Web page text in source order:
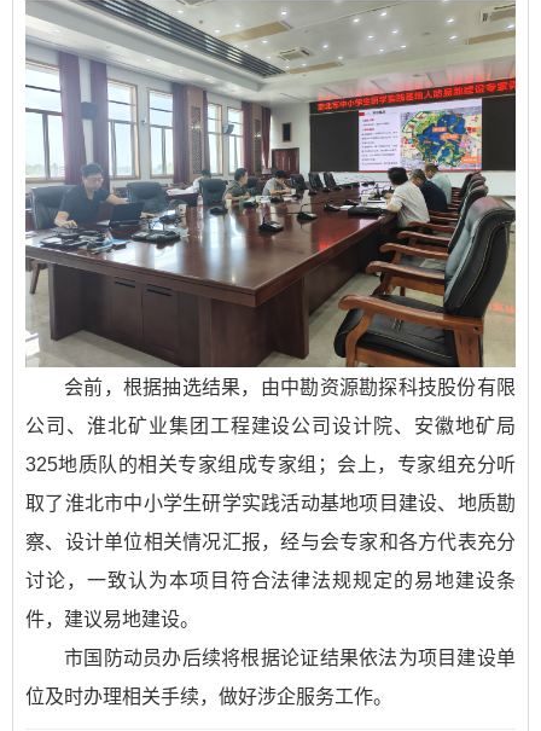
会前，根据抽选结果，由中勘资源勘探科技股份有限
公司、淮北矿业集团工程建设公司设计院、安徽地矿局
325地质队的相关专家组成专家组；会上，专家组充分听
取了淮北市中小学生研学实践活动基地项目建设、地质勘
察、设计单位相关情况汇报，经与会专家和各方代表充分
讨论，一致认为本项目符合法律法规规定的易地建设条
件，建议易地建设。
市国防动员办后续将根据论证结果依法为项目建设单
位及时办理相关手续，做好涉企服务工作。